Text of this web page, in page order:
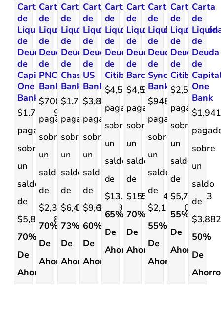
Carta
de
Liquidación
de
Deuda
de
Capital
One
Bank
$1,740.89
pagado
sobre
un
saldo
de
$5,802.98.
70%
De
Ahorro.
Carta
de
Liquidación
de
Deuda
de
PNC
Bank
$700
pagado
sobre
un
saldo
de
$2,331.70.
70%
De
Ahorro.
Carta
de
Liquidación
de
Deuda
de
Chase
Bank
$1,745.31
pagado
sobre
un
saldo
de
$6,464.11.
73%
De
Ahorro.
Carta
de
Liquidación
de
Deuda
de
US
Bank
$3,853
pagado
sobre
un
saldo
de
$9,63149.
60%
De
Ahorro.
Carta
de
Liquidación
de
Deuda
de
Citibank
$4,570.49
pagado
sobre
un
saldo
de
$13,058.56
65%
De
Ahorro.
Carta
de
Liquidación
de
Deuda
de
Barclays
$4,508
pagado
sobre
un
saldo
de
$15,025.44
70%
De
Ahorro.
Carta
de
Liquidación
de
Deuda
de
Synchrony
Bank
$948.78
pagado
sobre
un
saldo
de
$2,108.40
55%
De
Ahorro.
Carta
de
Liquidación
de
Deuda
de
Citibank
$2,576
pagado
sobre
un
saldo
de
$5,723.63
55%
De
Ahorro.
Carta
de
de
Deuda
de
One
Bank
sobre
un
saldo
de
50%
De